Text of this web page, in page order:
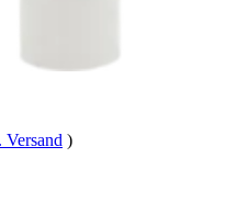
Versand )